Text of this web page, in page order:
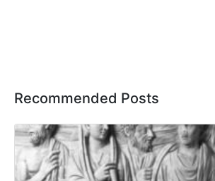
Recommended Posts